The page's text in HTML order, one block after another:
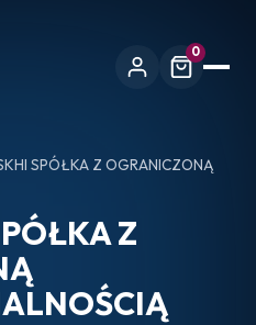
0
SPÓŁKA Z OGRANICZONĄ
Z